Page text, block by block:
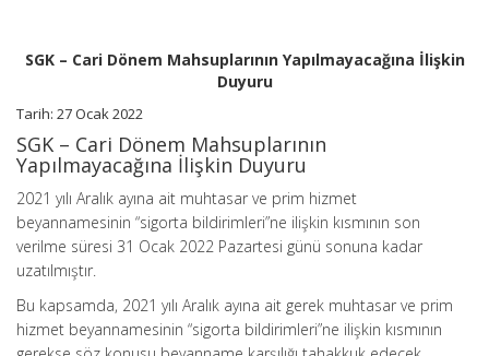
SGK – Cari Dönem Mahsuplarının Yapılmayacağına İlişkin
Duyuru
Tarih: 27 Ocak 2022
SGK – Cari Dönem Mahsuplarının
Yapılmayacağına İlişkin Duyuru
2021 yılı Aralık ayına ait muhtasar ve prim hizmet
beyannamesinin “sigorta bildirimleri”ne ilişkin kısmının son
verilme süresi 31 Ocak 2022 Pazartesi günü sonuna kadar
uzatılmıştır.
Bu kapsamda, 2021 yılı Aralık ayına ait gerek muhtasar ve prim
hizmet beyannamesinin “sigorta bildirimleri”ne ilişkin kısmının